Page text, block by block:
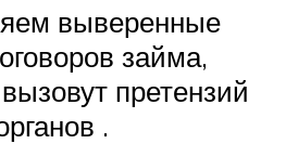
выверенные
займа,
претензий
.